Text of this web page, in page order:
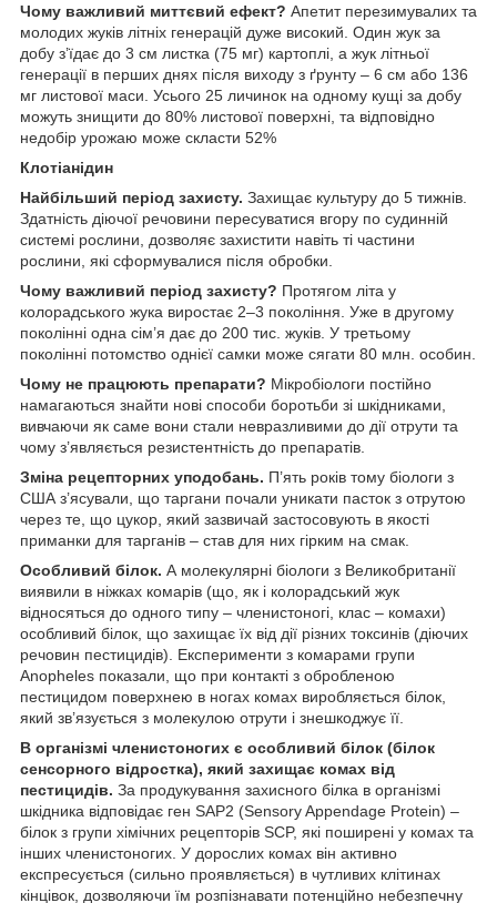
Чому важливий миттєвий ефект? Апетит перезимувалих та
молодих жуків літніх генерацій дуже високий. Один жук за
добу з’їдає до 3 см листка (75 мг) картоплі, а жук літньої
генерації в перших днях після виходу з ґрунту – 6 см або 136
мг листової маси. Усього 25 личинок на одному кущі за добу
можуть знищити до 80% листової поверхні, та відповідно
недобір урожаю може скласти 52%
Клотіанідин
Найбільший період захисту. Захищає культуру до 5 тижнів.
Здатність діючої речовини пересуватися вгору по судинній
системі рослини, дозволяє захистити навіть ті частини
рослини, які сформувалися після обробки.
Чому важливий період захисту? Протягом літа у
колорадського жука виростає 2–3 покоління. Уже в другому
поколінні одна сім’я дає до 200 тис. жуків. У третьому
поколінні потомство однієї самки може сягати 80 млн. особин.
Чому не працюють препарати? Мікробіологи постійно
намагаються знайти нові способи боротьби зі шкідниками,
вивчаючи як саме вони стали невразливими до дії отрути та
чому з’являється резистентність до препаратів.
Зміна рецепторних уподобань. П’ять років тому біологи з
США з’ясували, що таргани почали уникати пасток з отрутою
через те, що цукор, який зазвичай застосовують в якості
приманки для тарганів – став для них гірким на смак.
Особливий білок. А молекулярні біологи з Великобританії
виявили в ніжках комарів (що, як і колорадський жук
відносяться до одного типу – членистоногі, клас – комахи)
особливий білок, що захищає їх від дії різних токсинів (діючих
речовин пестицидів). Експерименти з комарами групи
Anopheles показали, що при контакті з обробленою
пестицидом поверхнею в ногах комах виробляється білок,
який зв’язується з молекулою отрути і знешкоджує її.
В організмі членистоногих є особливий білок (білок
сенсорного відростка), який захищає комах від
пестицидів. За продукування захисного білка в організмі
шкідника відповідає ген SAP2 (Sensory Appendage Protein) –
білок з групи хімічних рецепторів SCP, які поширені у комах та
інших членистоногих. У дорослих комах він активно
експресується (сильно проявляється) в чутливих клітинах
кінцівок, дозволяючи їм розпізнавати потенційно небезпечну